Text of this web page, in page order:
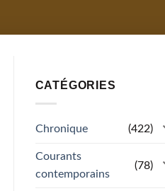
CATÉGORIES
Chronique (422)
Courants
contemporains
(78)